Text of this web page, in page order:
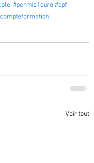
#permis1euro #cpf
Voir tout